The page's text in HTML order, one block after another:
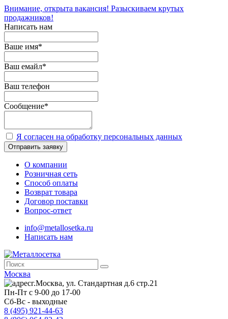
Внимание, открыта вакансия! Разыскиваем крутых
продажников!
Написать нам
Ваше имя*
Ваш емайл*
Ваш телефон
Сообщение*
Я согласен на обработку персональных данных
Отправить заявку
О компании
Розничная сеть
Способ оплаты
Возврат товара
Договор поставки
Вопрос-ответ
info@metallosetka.ru
Написать нам
Москва
г.Москва, ул. Стандартная д.6 стр.21
Пн-Пт с 9-00 до 17-00
Сб-Вс - выходные
8 (495) 921-44-63